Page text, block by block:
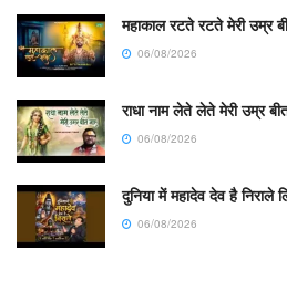
महाकाल रटते रटते मेरी उम्र
06/08/2026
राधा नाम लेते लेते मेरी उम्र
06/08/2026
दुनिया में महादेव देव है निराले
06/08/2026